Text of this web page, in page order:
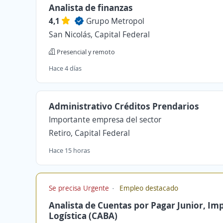
Analista de finanzas
4,1
Grupo Metropol
San Nicolás, Capital Federal
Presencial y remoto
Hace 4 días
Administrativo Créditos Prendarios
Importante empresa del sector
Retiro, Capital Federal
Hace 15 horas
Se precisa Urgente Empleo destacado
Analista de Cuentas por Pagar Junior,
Logística (CABA)